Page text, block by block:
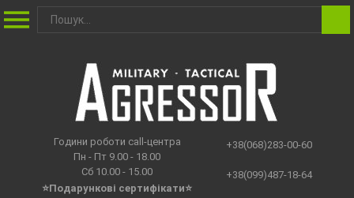
Години роботи call-центра
Пн - Пт 9.00 - 18.00
Сб 10.00 - 15.00
⭐Подарункові сертифікати⭐
+38(068)283-00-60
+38(099)487-18-64